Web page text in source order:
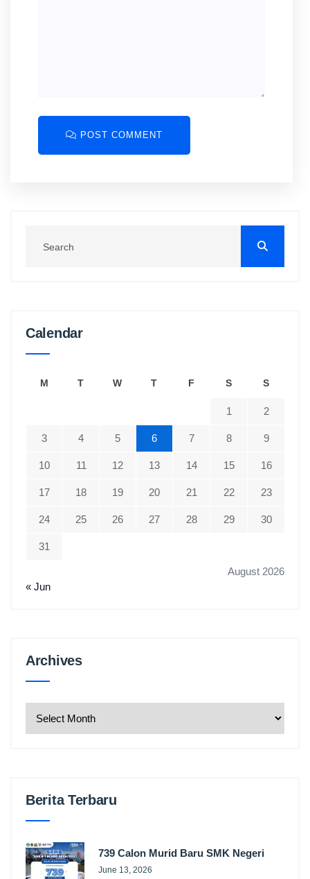
POST COMMENT
Calendar
August 2026
M T W T F S S
1 2
3 4 5 6 7 8 9
10 11 12 13 14 15 16
17 18 19 20 21 22 23
24 25 26 27 28 29 30
31
« Jun
ArchivesArchives
Berita Terbaru
739 Calon Murid Baru SMK Negeri
June 13, 2026